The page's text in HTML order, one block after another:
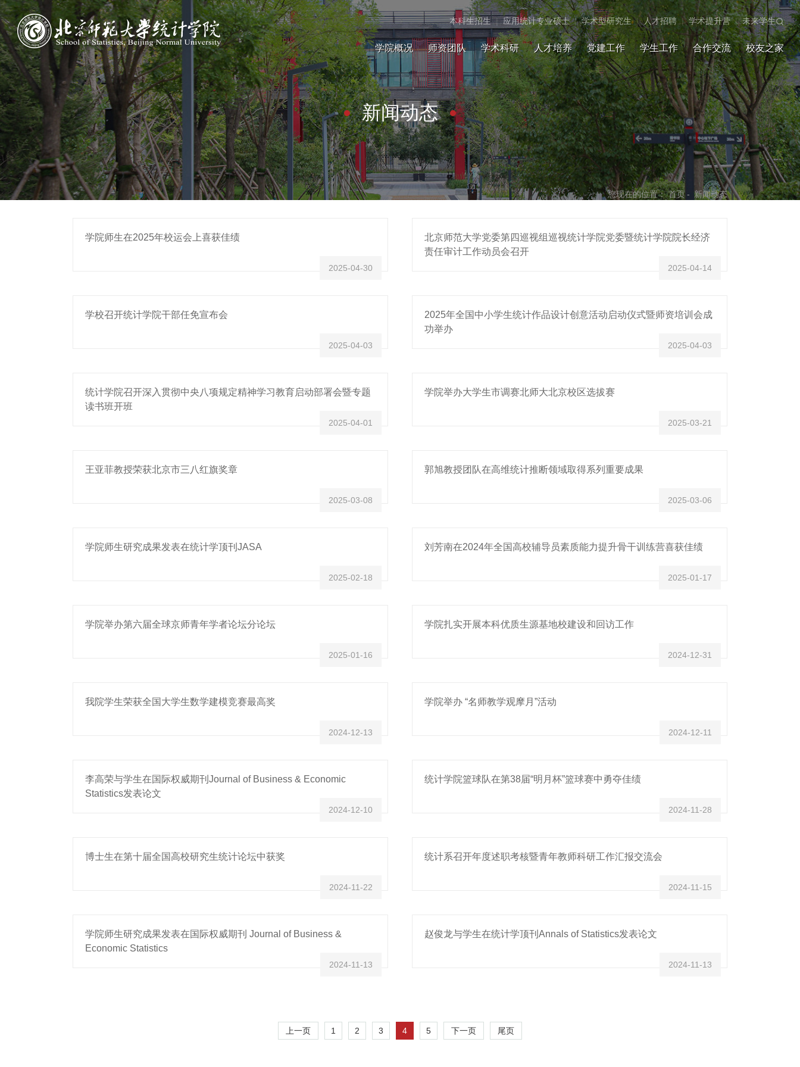
本科生招生 | 应用统计专业硕士 | 学术型研究生 | 人才招聘 | 学术提升营 | 未来学生
学院概况 师资团队 学术科研 人才培养 党建工作 学生工作 合作交流 校友之家
新闻动态
您现在的位置：首页- 新闻动态
学院师生在2025年校运会上喜获佳绩
2025-04-30
北京师范大学党委第四巡视组巡视统计学院党委暨统计学院院长经济
责任审计工作动员会召开
2025-04-14
学校召开统计学院干部任免宣布会
2025-04-03
2025年全国中小学生统计作品设计创意活动启动仪式暨师资培训会成
功举办
2025-04-03
统计学院召开深入贯彻中央八项规定精神学习教育启动部署会暨专题
读书班开班
2025-04-01
学院举办大学生市调赛北师大北京校区选拔赛
2025-03-21
王亚菲教授荣获北京市三八红旗奖章
2025-03-08
郭旭教授团队在高维统计推断领域取得系列重要成果
2025-03-06
学院师生研究成果发表在统计学顶刊JASA
2025-02-18
刘芳南在2024年全国高校辅导员素质能力提升骨干训练营喜获佳绩
2025-01-17
学院举办第六届全球京师青年学者论坛分论坛
2025-01-16
学院扎实开展本科优质生源基地校建设和回访工作
2024-12-31
我院学生荣获全国大学生数学建模竞赛最高奖
2024-12-13
学院举办 “名师教学观摩月”活动
2024-12-11
李高荣与学生在国际权威期刊Journal of Business & Economic
Statistics发表论文
2024-12-10
统计学院篮球队在第38届“明月杯”篮球赛中勇夺佳绩
2024-11-28
博士生在第十届全国高校研究生统计论坛中获奖
2024-11-22
统计系召开年度述职考核暨青年教师科研工作汇报交流会
2024-11-15
学院师生研究成果发表在国际权威期刊 Journal of Business &
Economic Statistics
2024-11-13
赵俊龙与学生在统计学顶刊Annals of Statistics发表论文
2024-11-13
上一页 1 2 3 4 5 下一页 尾页